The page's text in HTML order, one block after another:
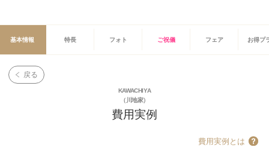
基本情報 特長 フォト ご祝儀 フェア お得プ
戻る
KAWACHIYA
（川地家）
費用実例
費用実例とは